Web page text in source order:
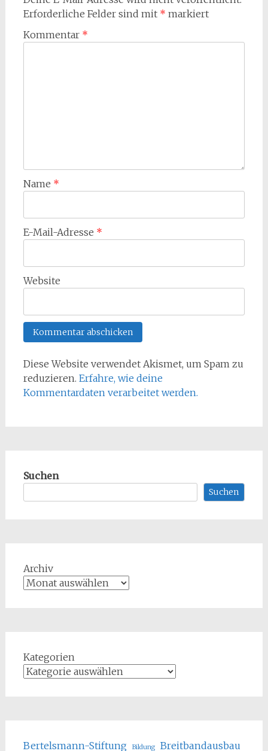
Erforderliche Felder sind mit * markiert
Kommentar *
Name *
E-Mail-Adresse *
Website
Diese Website verwendet Akismet, um Spam zu
reduzieren. Erfahre, wie deine
Kommentardaten verarbeitet werden.
Suchen
Suchen
Archiv
Kategorien
Bertelsmann-Stiftung Bildung
Breitbandausbau